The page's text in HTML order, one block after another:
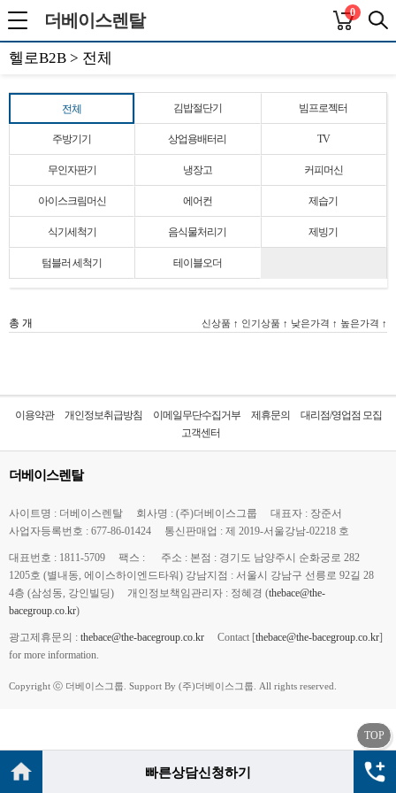
더베이스렌탈 0
TOP
헬로B2B > 전체
전체 김밥절단기 빔프로젝터
주방기기 상업용배터리 TV
무인자판기 냉장고 커피머신
아이스크림머신 에어컨 제습기
식기세척기 음식물처리기 제빙기
텀블러 세척기 테이블오더
총 개 신상품 ↑ 인기상품 ↑ 낮은가격 ↑ 높은가격 ↑
이용약관 개인정보취급방침 이메일무단수집거부 제휴문의
대리점/영업점 모집
고객센터
더베이스렌탈
사이트명 : 더베이스렌탈 회사명 : (주)더베이스그룹
대표자 : 장준서
사업자등록번호 : 677-86-01424
통신판매업 : 제 2019-서울강남-02218 호
대표번호 : 1811-5709 팩스 :
주소 : 본점 : 경기도 남양주시 순화궁로 282
1205호 (별내동, 에이스하이엔드타워) 강남지점 : 서울시 강남구 선릉로 92길 28
4층 (삼성동, 강인빌딩)
개인정보책임관리자 : 정혜경 (thebace@the-
bacegroup.co.kr)
광고제휴문의 : thebace@the-bacegroup.co.kr Contact [thebace@the-bacegroup.co.kr]
for more information.
Copyright ⓒ 더베이스그룹. Support By (주)더베이스그룹. All rights reserved.
빠른상담신청하기